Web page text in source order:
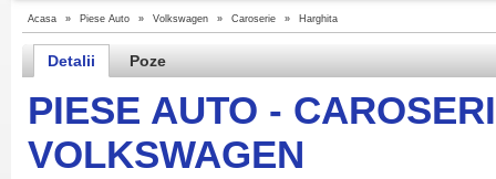
Acasa » Piese Auto » Volkswagen » Caroserie » Harghita
Detalii Poze
PIESE AUTO -
VOLKSWAGEN